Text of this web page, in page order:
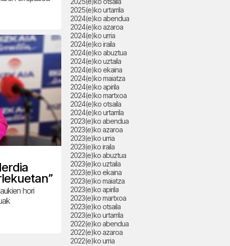
hori
2025(e)ko urtarrila
2024(e)ko abendua
2024(e)ko azaroa
2024(e)ko urria
2024(e)ko iraila
2024(e)ko abuztua
2024(e)ko uztaila
2024(e)ko ekaina
2024(e)ko maiatza
2024(e)ko apirila
2024(e)ko martxoa
2024(e)ko otsaila
2024(e)ko urtarrila
2023(e)ko abendua
2023(e)ko azaroa
2023(e)ko urria
2023(e)ko iraila
2023(e)ko abuztua
2023(e)ko uztaila
2023(e)ko ekaina
2023(e)ko maiatza
2023(e)ko apirila
2023(e)ko martxoa
2023(e)ko otsaila
2023(e)ko urtarrila
2022(e)ko abendua
2022(e)ko azaroa
2022(e)ko urria